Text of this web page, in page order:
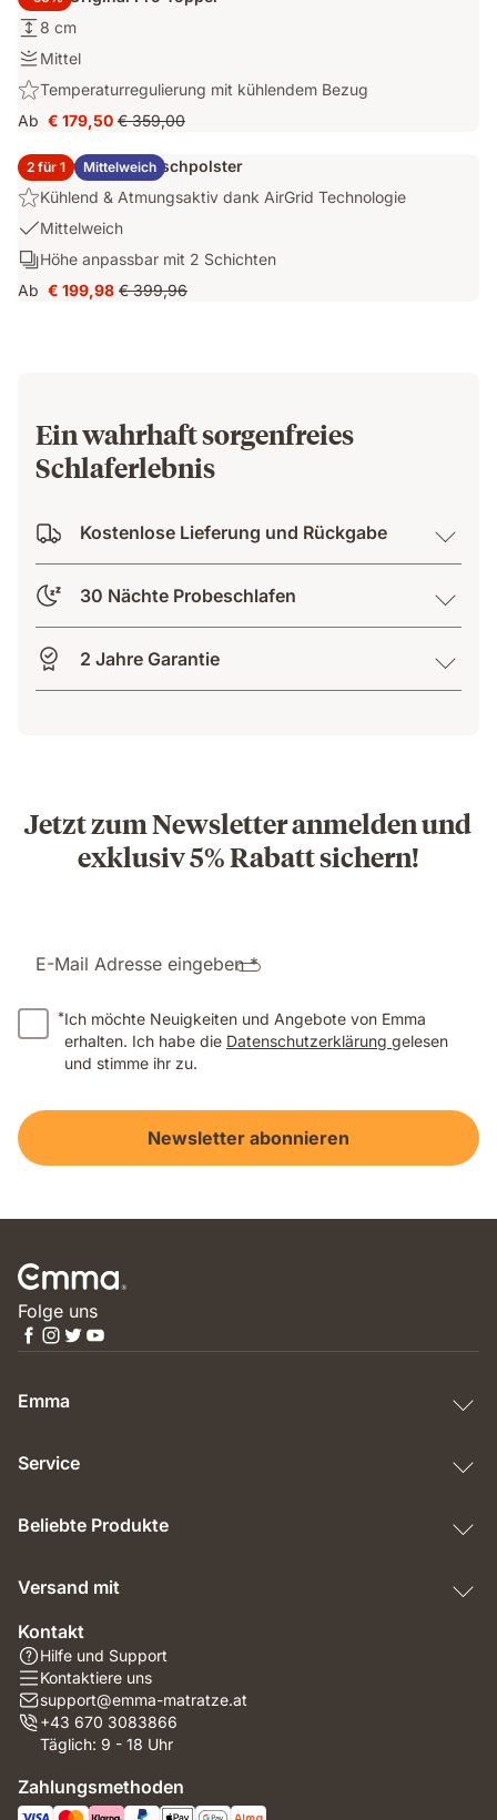
Höhe:
8
cm
8 cm
Festigkeit:
Mittel
Mittel
Highlight:
Temperaturregulierung
mit
kühlendem
Bezug
Temperaturregulierung mit kühlendem Bezug
Ab
Preis
€ 179,50
€ 179,50 Ursprünglicher
Preis
€ 359,00
€ 359,00
2 für 1 Mittelweich
2x Emma Elite Flauschpolster
Highlight:
Kühlend
&
Atmungsaktiv
dank
Kühlend & Atmungsaktiv dank AirGrid Technologie
USP
1:
Mittelweich
Mittelweich
Schichten:
Höhe
anpassbar
Höhe anpassbar mit 2 Schichten
Ab
Preis
€ 199,98 Ursprünglicher
€ 399,96
Ein wahrhaft sorgenfreies
Schlaferlebnis
Kostenlose Lieferung und Rückgabe
30 Nächte Probeschlafen
2 Jahre Garantie
Jetzt zum Newsletter anmelden und
exklusiv 5% Rabatt sichern!
E-Mail Adresse eingeben *
*Ich möchte Neuigkeiten und Angebote von Emma
erhalten. Ich habe die Datenschutzerklärung gelesen
und stimme ihr zu.
Newsletter abonnieren
Folge uns
Emma
Service
Beliebte Produkte
Versand mit
Kontakt
Hilfe und Support
Kontaktiere uns
support@emma-matratze.at
+43 670 3083866
Täglich: 9 - 18 Uhr
Zahlungsmethoden